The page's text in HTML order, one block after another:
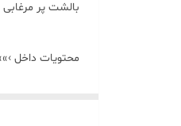
بالشت پر مرغابی
محتویات داخل